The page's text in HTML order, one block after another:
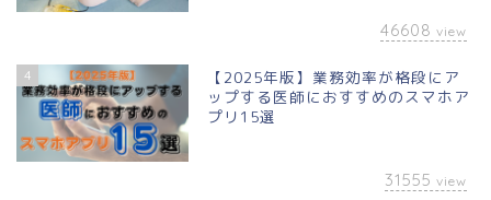
46608 view
4
【2025年版】業務効率が格段にア
ップする医師におすすめのスマホア
プリ15選
31555 view